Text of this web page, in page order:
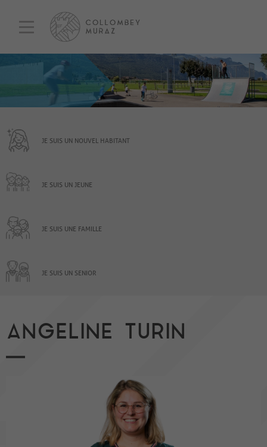
JE SUIS UN NOUVEL HABITANT
JE SUIS UN JEUNE
JE SUIS UNE FAMILLE
JE SUIS UN SENIOR
ANGELINE TURIN